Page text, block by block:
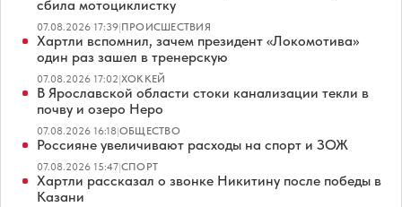
сбила мотоциклистку
07.08.2026 17:39|ПРОИСШЕСТВИЯ
Хартли вспомнил, зачем президент «Локомотива»
один раз зашел в тренерскую
07.08.2026 17:02|ХОККЕЙ
В Ярославской области стоки канализации текли в
почву и озеро Неро
07.08.2026 16:18|ОБЩЕСТВО
Россияне увеличивают расходы на спорт и ЗОЖ
07.08.2026 15:47|СПОРТ
Хартли рассказал о звонке Никитину после победы в
Казани